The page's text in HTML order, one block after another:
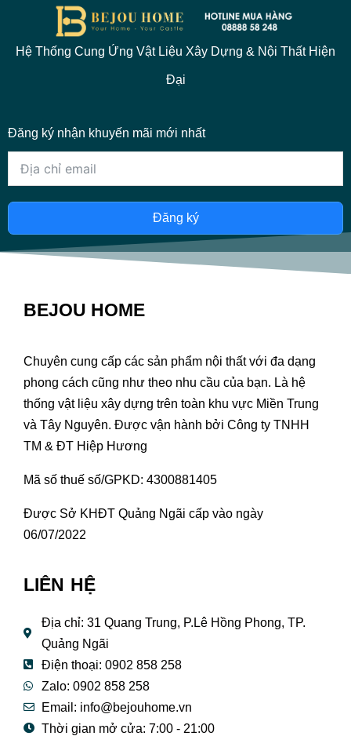
Hệ Thống Cung Ứng Vật Liệu Xây Dựng & Nội Thất Hiện
Đại
Đăng ký nhận khuyến mãi mới nhất
Đăng ký
BEJOU HOME
Chuyên cung cấp các sản phẩm nội thất với đa dạng
phong cách cũng như theo nhu cầu của bạn. Là hệ
thống vật liệu xây dựng trên toàn khu vực Miền Trung
và Tây Nguyên. Được vận hành bởi Công ty TNHH
TM & ĐT Hiệp Hương
Mã số thuế số/GPKD: 4300881405
Được Sở KHĐT Quảng Ngãi cấp vào ngày
06/07/2022
LIÊN HỆ
Địa chỉ: 31 Quang Trung, P.Lê Hồng Phong, TP.
Quảng Ngãi
Điện thoại: 0902 858 258
Zalo: 0902 858 258
Email: info@bejouhome.vn
Thời gian mở cửa: 7:00 - 21:00